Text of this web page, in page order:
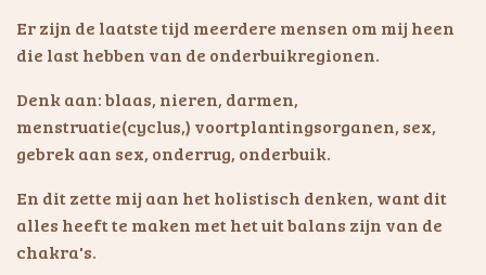
Er zijn de laatste tijd meerdere mensen om mij heen
die last hebben van de onderbuikregionen.
Denk aan: blaas, nieren, darmen,
menstruatie(cyclus,) voortplantingsorganen, sex,
gebrek aan sex, onderrug, onderbuik.
En dit zette mij aan het holistisch denken, want dit
alles heeft te maken met het uit balans zijn van de
chakra's.